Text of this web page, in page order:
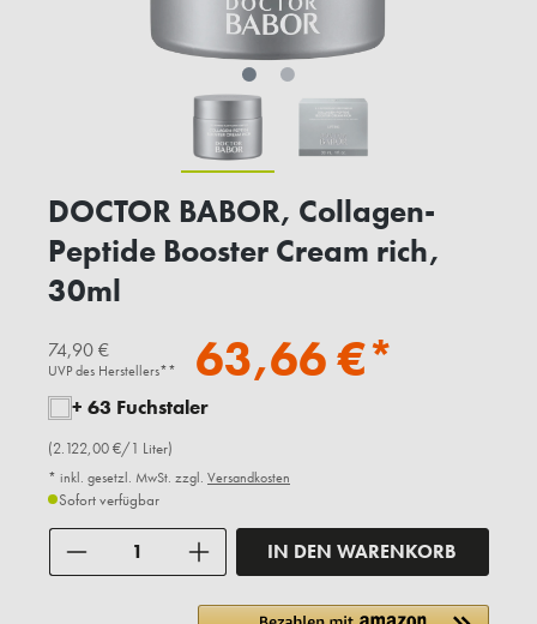
DOCTOR BABOR, Collagen-
Peptide Booster Cream rich,
30ml
74,90 €
UVP des Herstellers** 63,66 €*
+ 63 Fuchstaler
(2.122,00 €/1 Liter)
* inkl. gesetzl. MwSt. zzgl. Versandkosten
Sofort verfügbar
IN DEN WARENKORB